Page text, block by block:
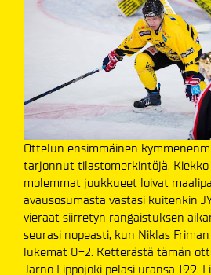
Ottelun ensimmäinen
tarjonnut tilastomerkintöjä. Kiekko
molemmat joukkueet loivat
avausosumasta vastasi kuitenkin
vieraat siirretyn rangaistuksen
seurasi nopeasti, kun Niklas
lukemat 0-2. Ketterästä tämän
Jarno Lippojoki pelasi uransa 199.